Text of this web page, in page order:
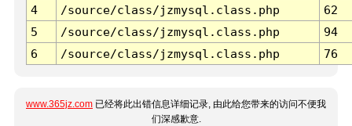
4
/source/class/jzmysql.class.php
62
5
/source/class/jzmysql.class.php
94
6
/source/class/jzmysql.class.php 76
www.365jz.com 已经将此出错信息详细记录, 由此给您带来的访问不便我
们深感歉意.